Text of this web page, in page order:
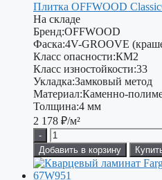
Плитка OFFWOOD
На складе
Бренд:OFFWOOD
Фаска:4V-GROOVE
Класс опасности:КМ2
Класс изностойкости:33
Укладка:Замковый метод
Материал:Каменно-
Толщина:4 мм
2 178 ₽/м²
-
Добавить в корзину